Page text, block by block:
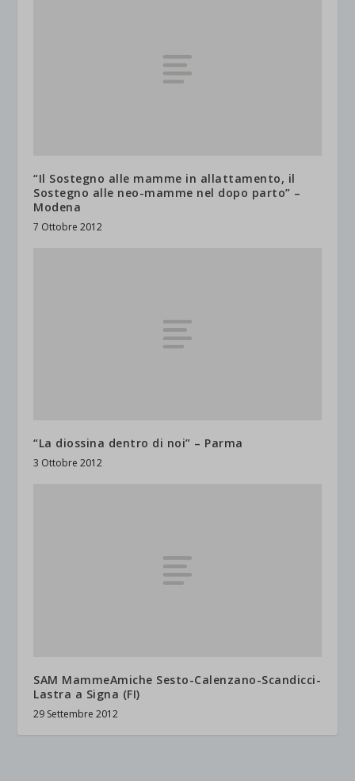
“Il Sostegno alle mamme in allattamento, il
Sostegno alle neo-mamme nel dopo parto” –
Modena
7 Ottobre 2012
“La diossina dentro di noi” – Parma
3 Ottobre 2012
SAM MammeAmiche Sesto-Calenzano-Scandicci-
Lastra a Signa (FI)
29 Settembre 2012